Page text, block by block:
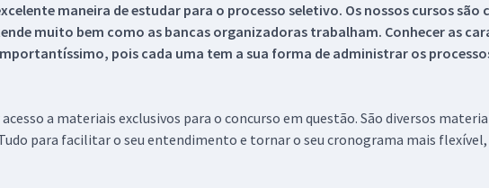
maneira de estudar para o processo seletivo. Os nossos cursos
muito bem como as bancas organizadoras trabalham. Conhecer as
pois cada uma tem a sua forma de administrar os
a materiais exclusivos para o concurso em questão. São diversos
para facilitar o seu entendimento e tornar o seu cronograma mais